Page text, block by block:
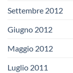
Settembre 2012
Giugno 2012
Maggio 2012
Luglio 2011